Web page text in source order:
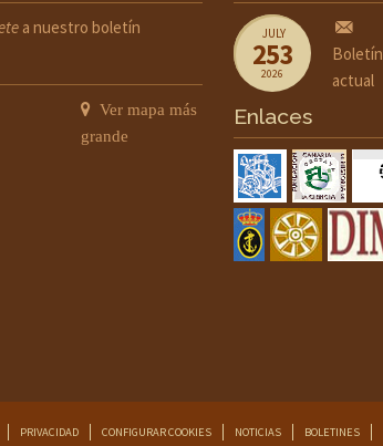
a nuestro boletín
Ver mapa más
grande
JULY
253
2026
Boletín
actual
Enlaces
PRIVACIDAD CONFIGURAR COOKIES NOTICIAS BOLETINES